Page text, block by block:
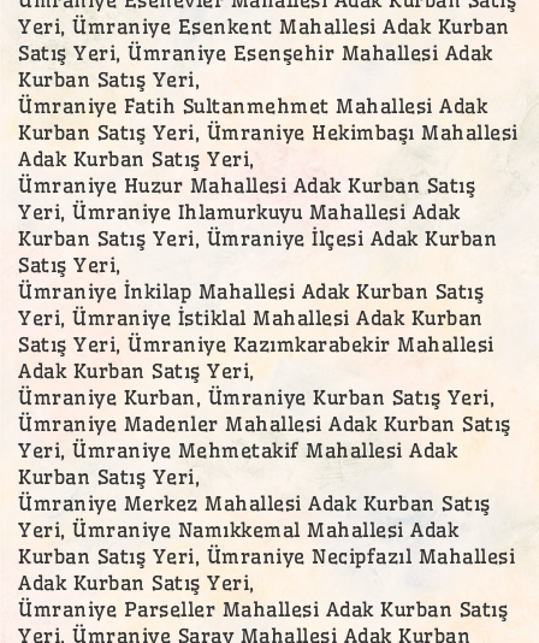
Yeri, Ümraniye Esenkent Mahallesi Adak Kurban
Satış Yeri, Ümraniye Esenşehir Mahallesi Adak
Kurban Satış Yeri,
Ümraniye Fatih Sultanmehmet Mahallesi Adak
Kurban Satış Yeri, Ümraniye Hekimbaşı Mahallesi
Adak Kurban Satış Yeri,
Ümraniye Huzur Mahallesi Adak Kurban Satış
Yeri, Ümraniye Ihlamurkuyu Mahallesi Adak
Kurban Satış Yeri, Ümraniye İlçesi Adak Kurban
Satış Yeri,
Ümraniye İnkilap Mahallesi Adak Kurban Satış
Yeri, Ümraniye İstiklal Mahallesi Adak Kurban
Satış Yeri, Ümraniye Kazımkarabekir Mahallesi
Adak Kurban Satış Yeri,
Ümraniye Kurban, Ümraniye Kurban Satış Yeri,
Ümraniye Madenler Mahallesi Adak Kurban Satış
Yeri, Ümraniye Mehmetakif Mahallesi Adak
Kurban Satış Yeri,
Ümraniye Merkez Mahallesi Adak Kurban Satış
Yeri, Ümraniye Namıkkemal Mahallesi Adak
Kurban Satış Yeri, Ümraniye Necipfazıl Mahallesi
Adak Kurban Satış Yeri,
Ümraniye Parseller Mahallesi Adak Kurban Satış
Yeri, Ümraniye Saray Mahallesi Adak Kurban